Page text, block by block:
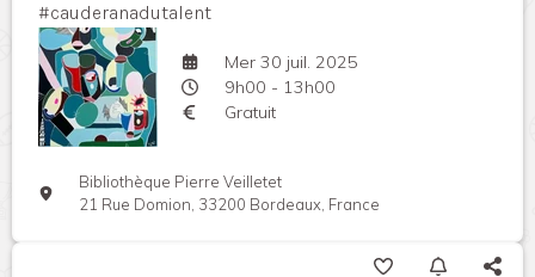
#cauderanadutalent
Mer 30 juil. 2025
9h00 - 13h00
Gratuit
Bibliothèque Pierre Veilletet
21 Rue Domion, 33200 Bordeaux, France